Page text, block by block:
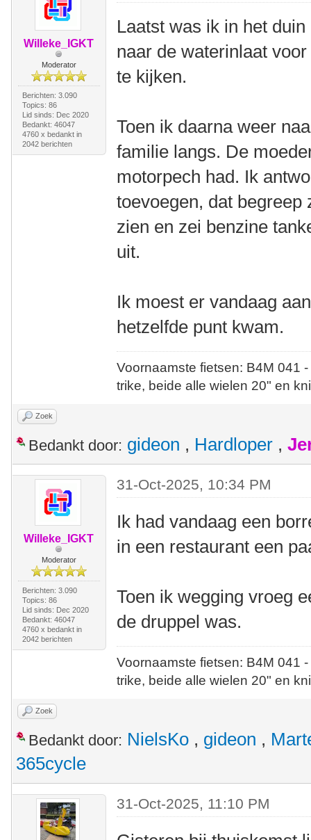
Willeke_IGKT
Moderator
Berichten: 3.090
Topics: 86
Lid sinds: Dec 2020
Bedankt: 46047
4760 x bedankt in
2042 berichten
Laatst was ik in het
naar de waterinlaat
te kijken.
Toen ik daarna weer
familie langs. De
motorpech had. Ik
toevoegen, dat
zien en zei benzine
uit.
Ik moest er vandaag
hetzelfde punt kwam.
Voornaamste fietsen: B4M
trike, beide alle wielen 20" en
Zoek
Bedankt door: gideon , Hardloper ,
Willeke_IGKT
Moderator
Berichten: 3.090
Topics: 86
Lid sinds: Dec 2020
Bedankt: 46047
4760 x bedankt in
2042 berichten
31-Oct-2025, 10:34 PM
Ik had vandaag een
in een restaurant een
Toen ik wegging vroeg
de druppel was.
Voornaamste fietsen: B4M
trike, beide alle wielen 20" en
Zoek
Bedankt door: NielsKo , gideon ,
365cycle
31-Oct-2025, 11:10 PM